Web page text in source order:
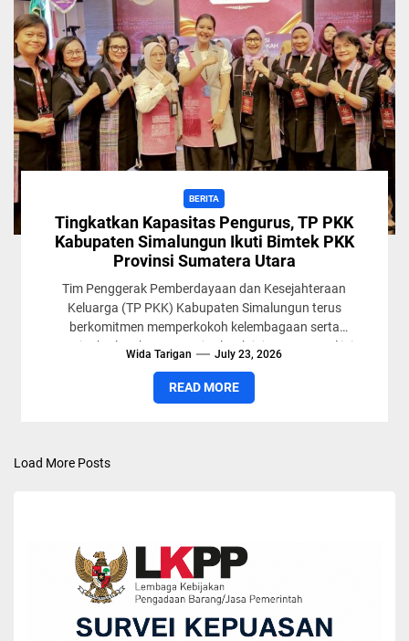
BERITA
Tingkatkan Kapasitas Pengurus, TP PKK
Kabupaten Simalungun Ikuti Bimtek PKK
Provinsi Sumatera Utara
Tim Penggerak Pemberdayaan dan Kesejahteraan
Keluarga (TP PKK) Kabupaten Simalungun terus
berkomitmen memperkokoh kelembagaan serta
meningkatkan kompetensi seluruh jajarannya. Hal ini
Wida Tarigan July 23, 2026
READ MORE
Load More Posts